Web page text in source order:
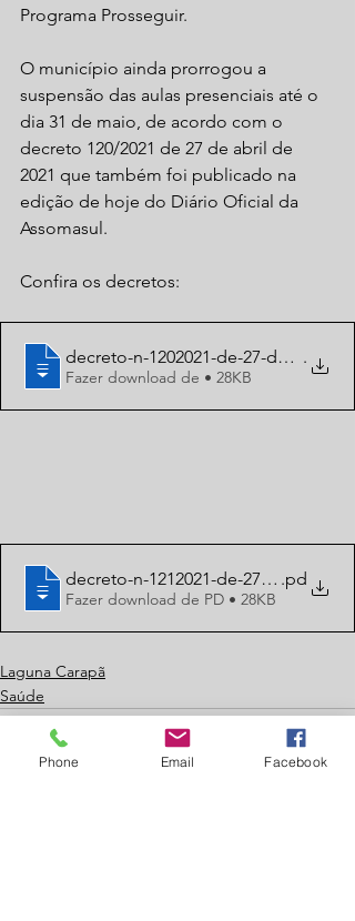
Programa Prosseguir.
O município ainda prorrogou a
suspensão das aulas presenciais até o
dia 31 de maio, de acordo com o
decreto 120/2021 de 27 de abril de
2021 que também foi publicado na
edição de hoje do Diário Oficial da
Assomasul.
Confira os decretos:
decreto-n-1202021-de-27-de-abril-de-
.
Fazer download de • 28KB
decreto-n-1212021-de-27-abril-de-
.pd
Fazer download de PD • 28KB
Laguna Carapã
Saúde
Phone Email Facebook